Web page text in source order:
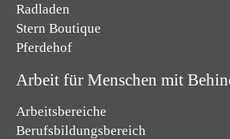
Radladen
Stern Boutique
Pferdehof
Arbeit für Menschen mit
Arbeitsbereiche
Berufsbildungsbereich